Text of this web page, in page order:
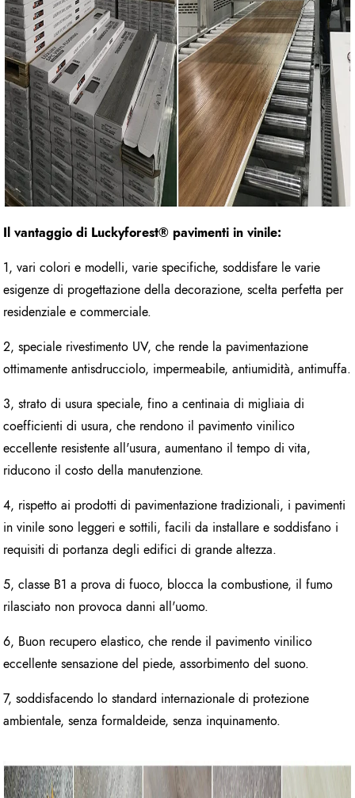
Il vantaggio di Luckyforest® pavimenti in vinile:
1, vari colori e modelli, varie specifiche, soddisfare le varie
esigenze di progettazione della decorazione, scelta perfetta per
residenziale e commerciale.
2, speciale rivestimento UV, che rende la pavimentazione
ottimamente antisdrucciolo, impermeabile, antiumidità, antimuffa.
3, strato di usura speciale, fino a centinaia di migliaia di
coefficienti di usura, che rendono il pavimento vinilico
eccellente resistente all'usura, aumentano il tempo di vita,
riducono il costo della manutenzione.
4, rispetto ai prodotti di pavimentazione tradizionali, i pavimenti
in vinile sono leggeri e sottili, facili da installare e soddisfano i
requisiti di portanza degli edifici di grande altezza.
5, classe B1 a prova di fuoco, blocca la combustione, il fumo
rilasciato non provoca danni all'uomo.
6, Buon recupero elastico, che rende il pavimento vinilico
eccellente sensazione del piede, assorbimento del suono.
7, soddisfacendo lo standard internazionale di protezione
ambientale, senza formaldeide, senza inquinamento.